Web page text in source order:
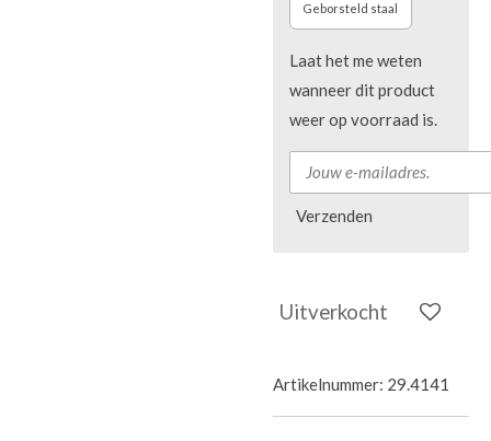
Geborsteld staal
Laat het me weten
wanneer dit product
weer op voorraad is.
Verzenden
Uitverkocht
Artikelnummer: 29.4141